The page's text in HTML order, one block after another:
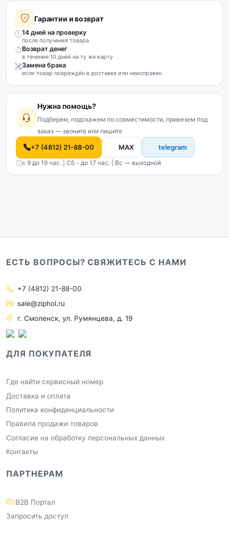
Гарантии и возврат
14 дней на проверку
после получения товара
Возврат денег
в течение 10 дней на ту же карту
Замена брака
если товар повреждён в доставке или неисправен
Нужна помощь?
Подберем, подскажем по совместимости, привезем под
заказ — звоните или пишите
+7 (4812) 21-88-00 MAX telegram
с 9 до 19 час. | Сб - до 17 час. | Вс — выходной
ЕСТЬ ВОПРОСЫ? СВЯЖИТЕСЬ С НАМИ
+7 (4812) 21-88-00
sale@ziphol.ru
г. Смоленск, ул. Румянцева, д. 19
ДЛЯ ПОКУПАТЕЛЯ
Где найти сервисный номер
Доставка и оплата
Политика конфиденциальности
Правила продажи товаров
Согласие на обработку персональных данных
Контакты
ПАРТНЕРАМ
B2B Портал
Запросить доступ